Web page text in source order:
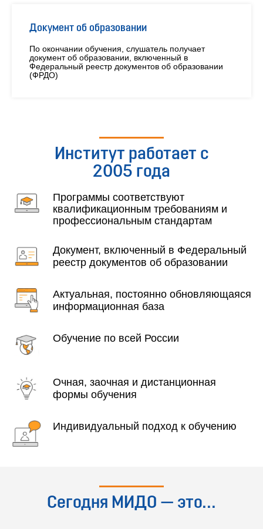
Документ об образовании
По окончании обучения, слушатель получает
документ об образовании, включенный в
Федеральный реестр документов об образовании
(ФРДО)
Институт работает с
2005 года
Программы соответствуют
квалификационным требованиям и
профессиональным стандартам
Документ, включенный в Федеральный
реестр документов об образовании
Актуальная, постоянно обновляющаяся
информационная база
Обучение по всей России
Очная, заочная и дистанционная
формы обучения
Индивидуальный подход к обучению
Сегодня МИДО — это...